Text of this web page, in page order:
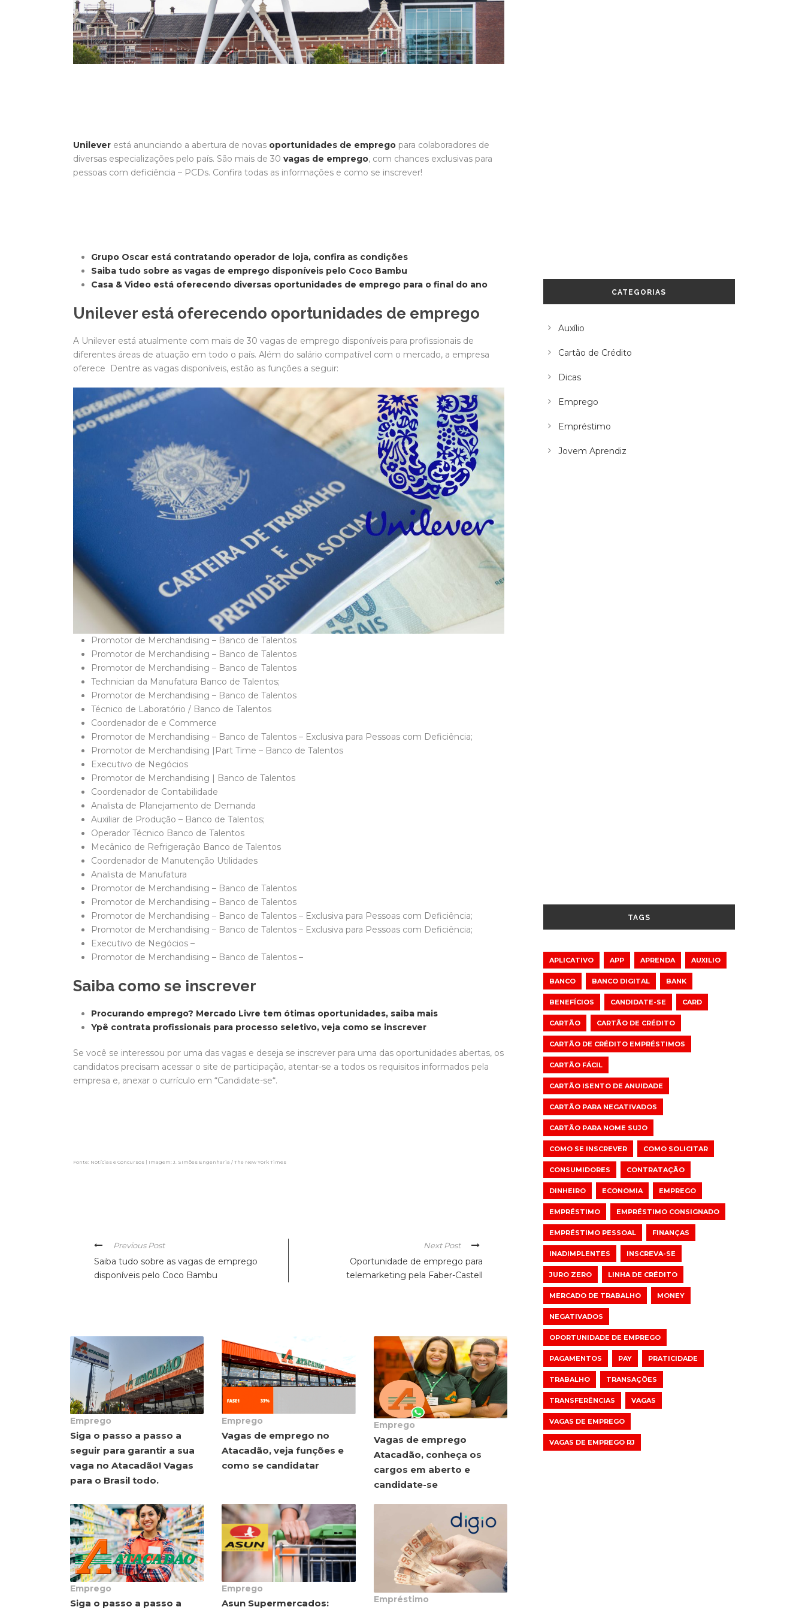
Unilever está anunciando a abertura de novas oportunidades de emprego para colaboradores de
diversas especializações pelo país. São mais de 30 vagas de emprego, com chances exclusivas para
pessoas com deficiência – PCDs. Confira todas as informações e como se inscrever!
Grupo Oscar está contratando operador de loja, confira as condições
Saiba tudo sobre as vagas de emprego disponíveis pelo Coco Bambu
Casa & Video está oferecendo diversas oportunidades de emprego para o final do ano
Unilever está oferecendo oportunidades de emprego
A Unilever está atualmente com mais de 30 vagas de emprego disponíveis para profissionais de
diferentes áreas de atuação em todo o país. Além do salário compatível com o mercado, a empresa
oferece Dentre as vagas disponíveis, estão as funções a seguir:
Promotor de Merchandising – Banco de Talentos
Promotor de Merchandising – Banco de Talentos
Promotor de Merchandising – Banco de Talentos
Technician da Manufatura Banco de Talentos;
Promotor de Merchandising – Banco de Talentos
Técnico de Laboratório / Banco de Talentos
Coordenador de e Commerce
Promotor de Merchandising – Banco de Talentos – Exclusiva para Pessoas com Deficiência;
Promotor de Merchandising |Part Time – Banco de Talentos
Executivo de Negócios
Promotor de Merchandising | Banco de Talentos
Coordenador de Contabilidade
Analista de Planejamento de Demanda
Auxiliar de Produção – Banco de Talentos;
Operador Técnico Banco de Talentos
Mecânico de Refrigeração Banco de Talentos
Coordenador de Manutenção Utilidades
Analista de Manufatura
Promotor de Merchandising – Banco de Talentos
Promotor de Merchandising – Banco de Talentos
Promotor de Merchandising – Banco de Talentos – Exclusiva para Pessoas com Deficiência;
Promotor de Merchandising – Banco de Talentos – Exclusiva para Pessoas com Deficiência;
Executivo de Negócios –
Promotor de Merchandising – Banco de Talentos –
Saiba como se inscrever
Procurando emprego? Mercado Livre tem ótimas oportunidades, saiba mais
Ypê contrata profissionais para processo seletivo, veja como se inscrever
Se você se interessou por uma das vagas e deseja se inscrever para uma das oportunidades abertas, os
candidatos precisam acessar o site de participação, atentar-se a todos os requisitos informados pela
empresa e, anexar o currículo em “Candidate-se“.
Fonte: Notícias e Concursos | Imagem: J. SImões Engenharia / The New York Times
Previous Post
Saiba tudo sobre as vagas de emprego
disponíveis pelo Coco Bambu
Next Post
Oportunidade de emprego para
telemarketing pela Faber-Castell
Emprego
Siga o passo a passo a
seguir para garantir a sua
vaga no Atacadão! Vagas
para o Brasil todo.
Emprego
Vagas de emprego no
Atacadão, veja funções e
como se candidatar
Emprego
Vagas de emprego
Atacadão, conheça os
cargos em aberto e
candidate-se
Emprego
Siga o passo a passo a
Emprego
Asun Supermercados: Empréstimo
CATEGORIAS
Auxílio
Cartão de Crédito
Dicas
Emprego
Empréstimo
Jovem Aprendiz
TAGS
APLICATIVO APP APRENDA AUXILIO
BANCO BANCO DIGITAL BANK
BENEFÍCIOS CANDIDATE-SE CARD
CARTÃO CARTÃO DE CRÉDITO
CARTÃO DE CRÉDITO EMPRÉSTIMOS
CARTÃO FÁCIL
CARTÃO ISENTO DE ANUIDADE
CARTÃO PARA NEGATIVADOS
CARTÃO PARA NOME SUJO
COMO SE INSCREVER COMO SOLICITAR
CONSUMIDORES CONTRATAÇÃO
DINHEIRO ECONOMIA EMPREGO
EMPRÉSTIMO EMPRÉSTIMO CONSIGNADO
EMPRÉSTIMO PESSOAL FINANÇAS
INADIMPLENTES INSCREVA-SE
JURO ZERO LINHA DE CRÉDITO
MERCADO DE TRABALHO MONEY
NEGATIVADOS
OPORTUNIDADE DE EMPREGO
PAGAMENTOS PAY PRATICIDADE
TRABALHO TRANSAÇÕES
TRANSFERÊNCIAS VAGAS
VAGAS DE EMPREGO
VAGAS DE EMPREGO RJ